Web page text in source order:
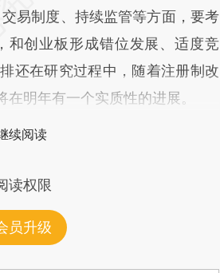
易制度、持续监管等方面，要考
和创业板形成错位发展、适度竞
还在研究过程中，随着注册制改
明年有一个实质性的进展。
续阅读
读权限
员升级